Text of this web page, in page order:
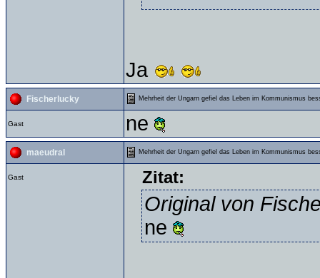
Ja
Fischerlucky Mehrheit der Ungarn gefiel das Leben im Kommunismus
Gast ne
maeudral Mehrheit der Ungarn gefiel das Leben im Kommunismus
Gast Zitat:
Original von
ne